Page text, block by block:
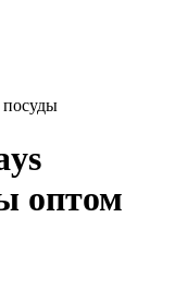
посуды
оптом